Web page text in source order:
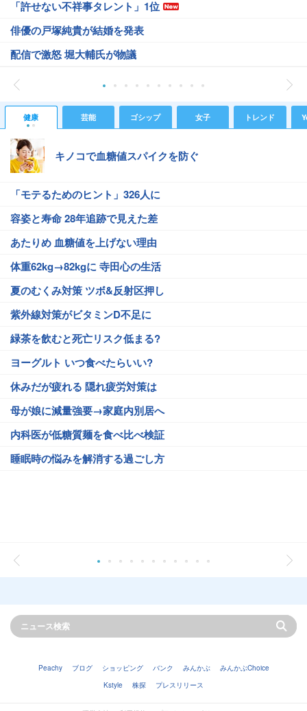
「許せない不祥事タレント」1位
俳優の戸塚純貴が結婚を発表
配信で激怒 堀大輔氏が物議
健康 芸能 ゴシップ 女子 トレンド
キノコで血糖値スパイクを防ぐ
「モテるためのヒント」326人に
容姿と寿命 28年追跡で見えた差
あたりめ 血糖値を上げない理由
体重62kg→82kgに 寺田心の生活
夏のむくみ対策 ツボ&反射区押し
紫外線対策がビタミンD不足に
緑茶を飲むと死亡リスク低まる?
ヨーグルト いつ食べたらいい?
休みだが疲れる 隠れ疲労対策は
母が娘に減量強要→家庭内別居へ
内科医が低糖質麺を食べ比べ検証
睡眠時の悩みを解消する過ごし方
Peachy ブログ ショッピング バンク みんかぶ
みんかぶChoice
Kstyle
株探 プレスリリース